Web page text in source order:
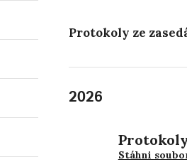
Protokoly ze
2026
Stáhni